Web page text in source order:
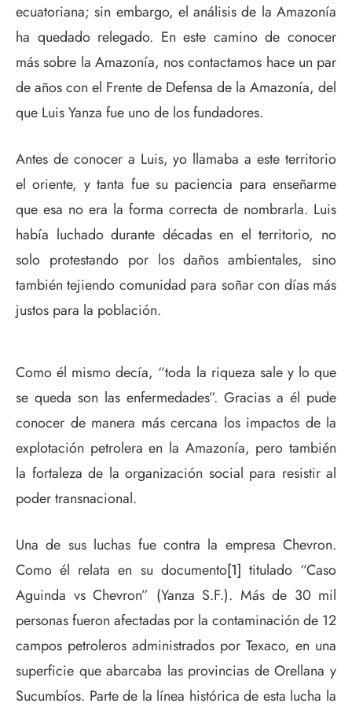
ecuatoriana; sin embargo, el análisis de la Amazonía
ha quedado relegado. En este camino de conocer
más sobre la Amazonía, nos contactamos hace un par
de años con el Frente de Defensa de la Amazonía, del
que Luis Yanza fue uno de los fundadores.
Antes de conocer a Luis, yo llamaba a este territorio
el oriente, y tanta fue su paciencia para enseñarme
que esa no era la forma correcta de nombrarla. Luis
había luchado durante décadas en el territorio, no
solo protestando por los daños ambientales, sino
también tejiendo comunidad para soñar con días más
justos para la población.
Como él mismo decía, “toda la riqueza sale y lo que
se queda son las enfermedades”. Gracias a él pude
conocer de manera más cercana los impactos de la
explotación petrolera en la Amazonía, pero también
la fortaleza de la organización social para resistir al
poder transnacional.
Una de sus luchas fue contra la empresa Chevron.
Como él relata en su documento[1] titulado “Caso
Aguinda vs Chevron” (Yanza S.F.). Más de 30 mil
personas fueron afectadas por la contaminación de 12
campos petroleros administrados por Texaco, en una
superficie que abarcaba las provincias de Orellana y
Sucumbíos. Parte de la línea histórica de esta lucha la